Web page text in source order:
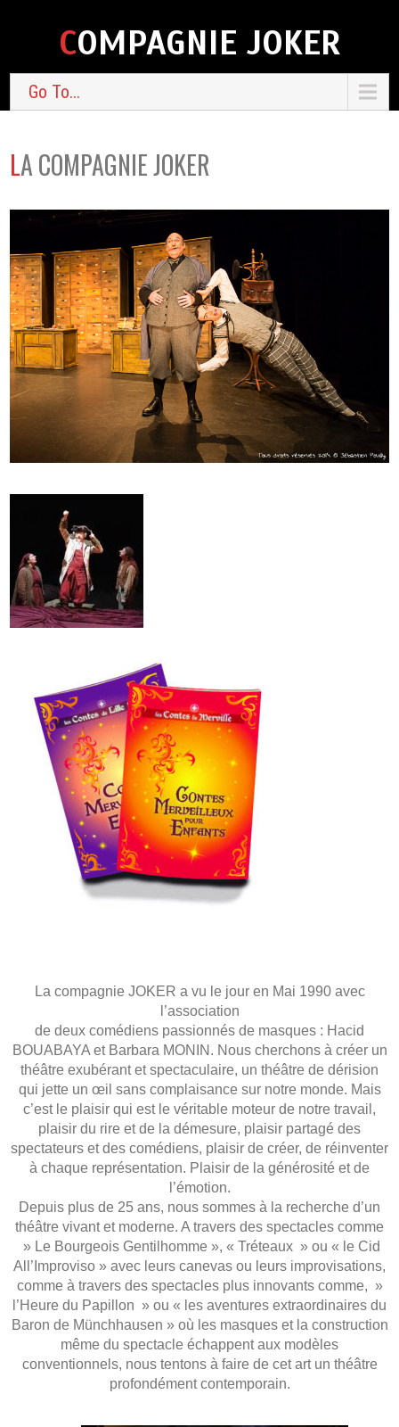
COMPAGNIE JOKER
Go To...
LA COMPAGNIE JOKER
La compagnie JOKER a vu le jour en Mai 1990 avec
l’association
de deux comédiens passionnés de masques : Hacid
BOUABAYA et Barbara MONIN. Nous cherchons à créer un
théâtre exubérant et spectaculaire, un théâtre de dérision
qui jette un œil sans complaisance sur notre monde. Mais
c’est le plaisir qui est le véritable moteur de notre travail,
plaisir du rire et de la démesure, plaisir partagé des
spectateurs et des comédiens, plaisir de créer, de réinventer
à chaque représentation. Plaisir de la générosité et de
l’émotion.
Depuis plus de 25 ans, nous sommes à la recherche d’un
théâtre vivant et moderne. A travers des spectacles comme
» Le Bourgeois Gentilhomme », « Tréteaux » ou « le Cid
All’Improviso » avec leurs canevas ou leurs improvisations,
comme à travers des spectacles plus innovants comme, »
l’Heure du Papillon » ou « les aventures extraordinaires du
Baron de Münchhausen » où les masques et la construction
même du spectacle échappent aux modèles
conventionnels, nous tentons à faire de cet art un théâtre
profondément contemporain.